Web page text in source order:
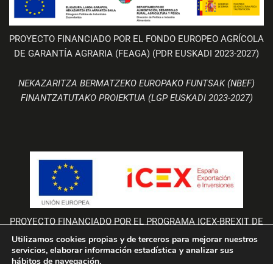
PROYECTO FINANCIADO POR EL PROGRAMA ICEX-BREXIT DE
LA UNIÓN EUROPEA
La empresa Bodegas Valdemar participa en el Programa “ICEX-BREXIT”
PROYECTO FINANCIADO POR EL FONDO EUROPEO AGRÍCOLA
DE GARANTÍA AGRARIA (FEAGA) (PDR EUSKADI 2023-2027)
NEKAZARITZA BERMATZEKO EUROPAKO FUNTSAK (NBEF)
FINANTZATUTAKO PROIEKTUA (LGP EUSKADI 2023-2027)
Utilizamos cookies propias y de terceros para mejorar nuestros
servicios, elaborar información estadística y analizar sus
hábitos de navegación.